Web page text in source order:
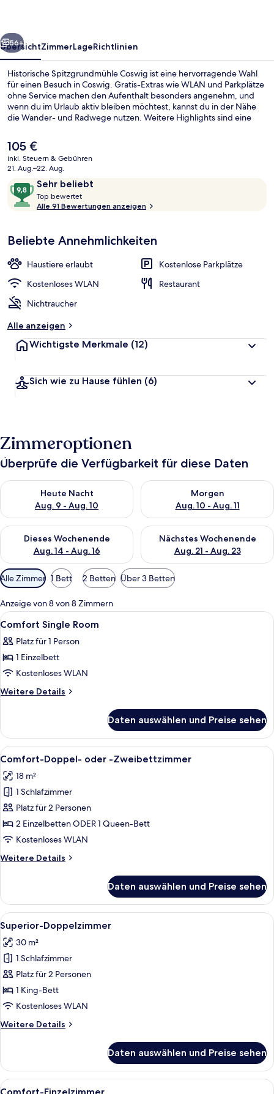
Weiter
56+
ÜbersichtZimmerLageRichtlinien
Historische Spitzgrundmühle Coswig ist eine hervorragende Wahl
für einen Besuch in Coswig. Gratis-Extras wie WLAN und Parkplätze
ohne Service machen den Aufenthalt besonders angenehm, und
wenn du im Urlaub aktiv bleiben möchtest, kannst du in der Nähe
die Wander- und Radwege nutzen. Weitere Highlights sind eine
das hilfsbereite Personal zu berichten.
Der
aktuelle
Preis
105 €.
105 €
inkl. Steuern & Gebühren
21. Aug.–22. Aug.
Bewertungen
Sehr beliebt
9,8
von
10,
beliebt
Top bewertet
o
b
w
r
Alle 91 Bewertungen anzeigen
Beliebte Annehmlichkeiten
Haustiere erlaubt
Kostenlose Parkplätze
Kostenloses WLAN
Restaurant
Nichtraucher
Alle anzeigen
Wichtigste Merkmale (12)
Sich wie zu Hause fühlen (6)
Zimmeroptionen
Überprüfe die Verfügbarkeit für diese Daten
Heute Nacht
Aug. 9 - Aug. 10
Überprüfe die Verfügbarkeit für heute Nacht, Aug. 9 - Aug.
Morgen
Aug. 10 - Aug. 11
Überprüfe die Verfügbarkeit
Dieses Wochenende
Aug. 14 - Aug. 16
Überprüfe die Verfügbarkeit für dieses Wochenende, Aug. 14
Nächstes Wochenende
Aug. 21 - Aug. 23
Überprüfe die Verfügbarkeit
Verfügbare
Filter
für
Zimmer
Alle Zimmer 1 Bett 2 Betten Über 3 Betten
Anzeige von 8 von 8 Zimmern
Alle
Fotos
für
Comfort
Single
Room
Ein Hotelzimmer mit einem Bett,
4
Comfort Single Room
Platz für 1 Person
1 Einzelbett
Kostenloses WLAN
Weitere Details
Weitere
Single
Room
Daten auswählen und Preise sehen
Alle
Fotos
für
Comfort-
Doppel-
oder
-
anzeigen
Ein Hotelzimmer mit zwei Betten,
6
Comfort-Doppel- oder -Zweibettzimmer
18 m²
1 Schlafzimmer
Platz für 2 Personen
2 Einzelbetten ODER 1 Queen-Bett
Kostenloses WLAN
Weitere Details
Weitere
Doppel-
oder
-
Zweibettzimmer
Daten auswählen und Preise sehen
Alle
Fotos
für
Superior-
Doppelzimmer
anzeigen
Ein Hotelzimmer mit Bett,
4
Superior-Doppelzimmer
30 m²
1 Schlafzimmer
Platz für 2 Personen
1 King-Bett
Kostenloses WLAN
Weitere Details
Weitere
Doppelzimmer
Daten auswählen und Preise sehen
Alle
Ein Hotelzimmer mit Bett,
4